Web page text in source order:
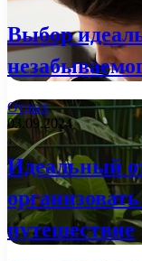
Выбор
Отдых
03.09.2024
Идеальный
путешествие